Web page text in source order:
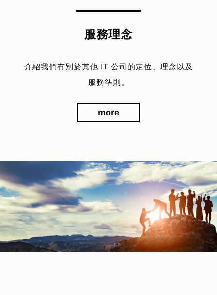
服務理念
介紹我們有別於其他 IT 公司的定位、理念以及
服務準則。
more